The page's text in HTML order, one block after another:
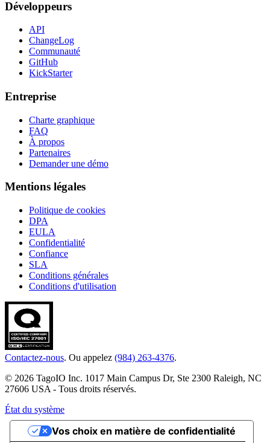
Développeurs
API
ChangeLog
Communauté
GitHub
KickStarter
Entreprise
Charte graphique
FAQ
À propos
Partenaires
Demander une démo
Mentions légales
Politique de cookies
DPA
EULA
Confidentialité
Confiance
SLA
Conditions générales
Conditions d'utilisation
Contactez-nous. Ou appelez (984) 263-4376.
© 2026 TagoIO Inc. 1017 Main Campus Dr, Ste 2300 Raleigh, NC
27606 USA - Tous droits réservés.
État du système
Vos choix en matière de confidentialité